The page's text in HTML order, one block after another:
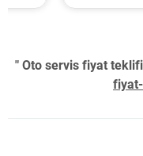
" Oto servis fiyat